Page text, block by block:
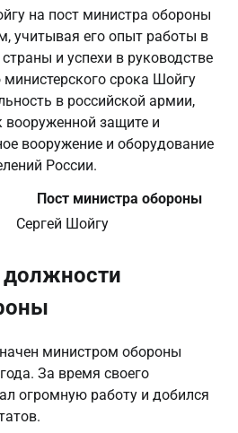
на пост министра обороны
учитывая его опыт работы в
и успехи в руководстве
срока Шойгу
в российской армии,
вооруженной защите и
вооружение и оборудование
России.
Пост министра обороны
Сергей Шойгу
министром обороны
За время своего
огромную работу и добился